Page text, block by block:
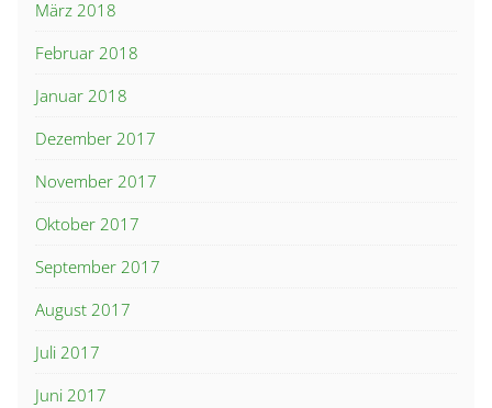
März 2018
Februar 2018
Januar 2018
Dezember 2017
November 2017
Oktober 2017
September 2017
August 2017
Juli 2017
Juni 2017